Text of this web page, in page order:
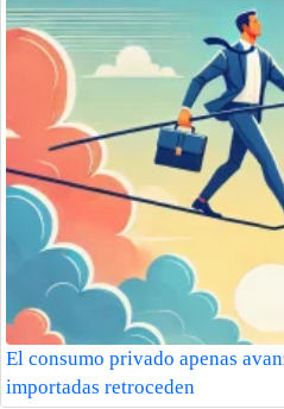
El consumo privado apenas
importadas retroceden